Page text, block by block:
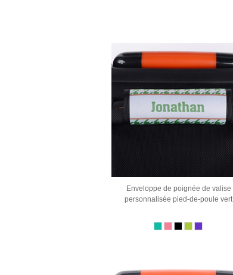
Enveloppe de poignée de valise
personnalisée pied-de-poule vert